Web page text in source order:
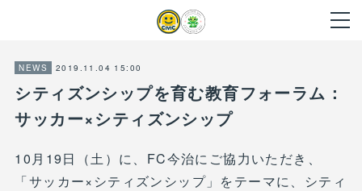
NEWS 2019.11.04 15:00
シティズンシップを育む教育フォーラム：
サッカー×シティズンシップ
10月19日（土）に、FC今治にご協力いただき、
「サッカー×シティズンシップ」をテーマに、シティ